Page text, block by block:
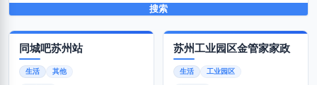
搜索
同城吧苏州站
生活 其他
苏州工业园区金管家家政
生活 工业园区